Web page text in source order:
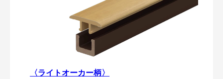
〈ライトオーカー柄〉